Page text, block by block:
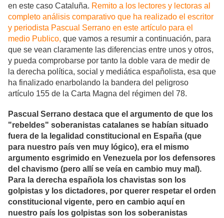
en este caso Cataluña. Remito a los lectores y lectoras al
completo análisis comparativo que ha realizado el escritor
y periodista Pascual Serrano en este artículo para el
medio Publico, que vamos a resumir a continuación, para
que se vean claramente las diferencias entre unos y otros,
y pueda comprobarse por tanto la doble vara de medir de
la derecha política, social y mediática españolista, esa que
ha finalizado enarbolando la bandera del peligroso
artículo 155 de la Carta Magna del régimen del 78.
Pascual Serrano destaca que el argumento de que los
"rebeldes" soberanistas catalanes se habían situado
fuera de la legalidad constitucional en España (que
para nuestro país ven muy lógico), era el mismo
argumento esgrimido en Venezuela por los defensores
del chavismo (pero allí se veía en cambio muy mal).
Para la derecha española los chavistas son los
golpistas y los dictadores, por querer respetar el orden
constitucional vigente, pero en cambio aquí en
nuestro país los golpistas son los soberanistas